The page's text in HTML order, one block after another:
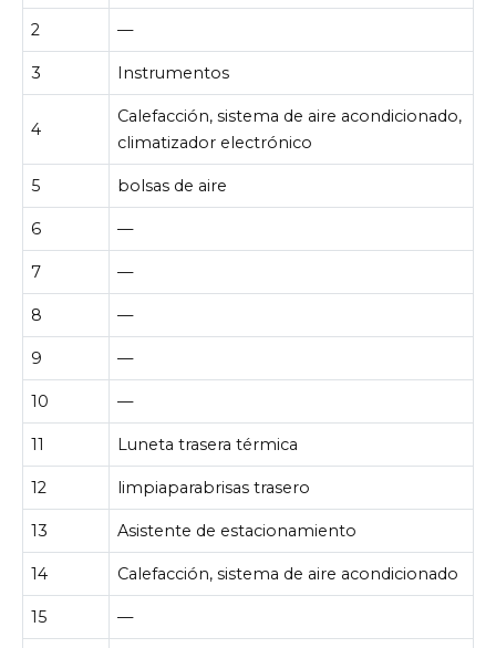
2 —
3 Instrumentos
4
Calefacción, sistema de aire acondicionado,
climatizador electrónico
5 bolsas de aire
6 —
7 —
8 —
9 —
10 —
11 Luneta trasera térmica
12 limpiaparabrisas trasero
13 Asistente de estacionamiento
14 Calefacción, sistema de aire acondicionado
15 —